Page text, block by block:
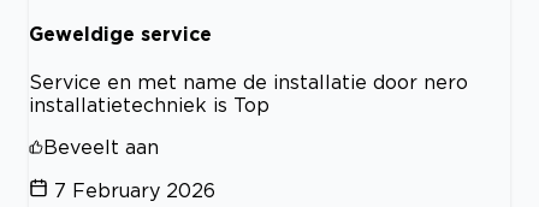
Geweldige service
Service en met name de installatie door nero
installatietechniek is Top
Beveelt aan
7 February 2026